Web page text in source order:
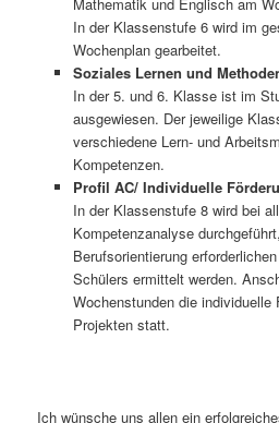
In der Klassenstufe 6 wird im
Wochenplan gearbeitet.
Soziales Lernen und
In der 5. und 6. Klasse ist im
ausgewiesen. Der jeweilige
verschiedene Lern- und
Kompetenzen.
Profil AC/ Individuelle
In der Klassenstufe 8 wird bei
Kompetenzanalyse
Berufsorientierung
Schülers ermittelt werden.
Wochenstunden die individuelle
Projekten statt.
Ich wünsche uns allen ein